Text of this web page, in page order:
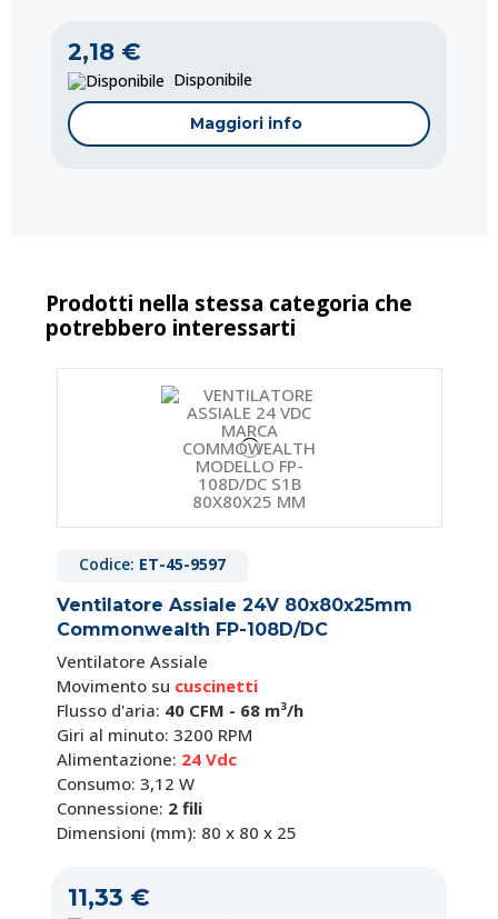
2,18 €
Disponibile
Maggiori info
ET-45-9690
Griglia Salvadita di Protezione con
Filtro per Ventilatore da 120 X 120 mm
Griglia salvadita di protezione con filtro.
Materiale Griglia:PVC
3,67 €
Disponibile
Maggiori info
PM-LZ41
Griglia Salvadita di Protezione con
Filtro in Metallo per Ventilatore da 120 X
metallo per ventilatore da 120 X 120 mm.
10,73 €
Disponibile
Maggiori info
Prodotti nella stessa categoria che
potrebbero interessarti
Codice: ET-45-9597
Ventilatore Assiale 24V 80x80x25mm
Commonwealth FP-108D/DC
Ventilatore Assiale
Movimento su cuscinetti
Flusso d'aria: 40 CFM - 68 m³/h
Giri al minuto: 3200 RPM
Alimentazione: 24 Vdc
Consumo: 3,12 W
Connessione: 2 fili
Dimensioni (mm): 80 x 80 x 25
11,33 €